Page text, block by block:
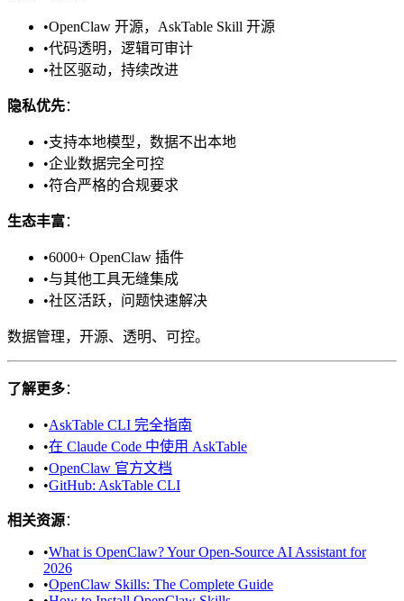
•OpenClaw 开源，AskTable Skill 开源
•代码透明，逻辑可审计
•社区驱动，持续改进
隐私优先：
•支持本地模型，数据不出本地
•企业数据完全可控
•符合严格的合规要求
生态丰富：
•6000+ OpenClaw 插件
•与其他工具无缝集成
•社区活跃，问题快速解决
数据管理，开源、透明、可控。
了解更多：
•AskTable CLI 完全指南
•在 Claude Code 中使用 AskTable
•OpenClaw 官方文档
•GitHub: AskTable CLI
相关资源：
•What is OpenClaw? Your Open-Source AI Assistant for
2026
•OpenClaw Skills: The Complete Guide